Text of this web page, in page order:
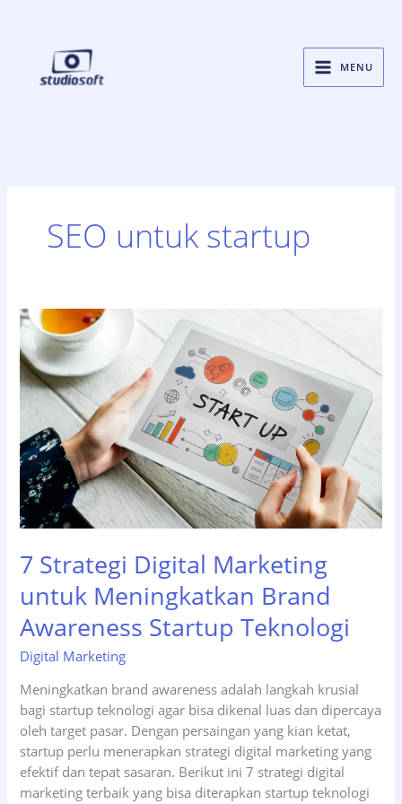
MENU
SEO untuk startup
7 Strategi Digital Marketing
untuk Meningkatkan Brand
Awareness Startup Teknologi
Digital Marketing
Meningkatkan brand awareness adalah langkah krusial
bagi startup teknologi agar bisa dikenal luas dan dipercaya
oleh target pasar. Dengan persaingan yang kian ketat,
startup perlu menerapkan strategi digital marketing yang
efektif dan tepat sasaran. Berikut ini 7 strategi digital
marketing terbaik yang bisa diterapkan startup teknologi